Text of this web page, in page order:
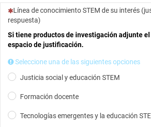
(Esta pregunta es obligatoria)
Línea de conocimiento STEM de su interés
respuesta)
Si tiene productos de investigación adjunte el
espacio de justificación.
Seleccione una de las siguientes opciones
Justicia social y educación STEM​
Formación docente
Tecnologías emergentes y la educación